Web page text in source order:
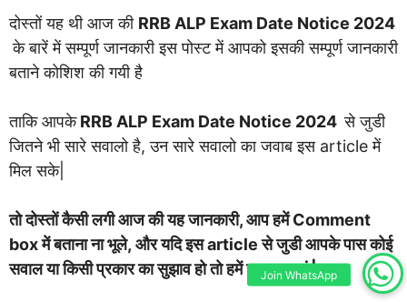
दोस्तों यह थी आज की RRB ALP Exam Date Notice 2024
के बारें में सम्पूर्ण जानकारी इस पोस्ट में आपको इसकी सम्पूर्ण जानकारी
बताने कोशिश की गयी है
ताकि आपकेRRB ALP Exam Date Notice 2024से जुडी
जितने भी सारे सवालो है, उन सारे सवालो का जवाब इस article में
मिल सके|
तो दोस्तों कैसी लगी आज की यह जानकारी, आप हमें Comment
box में बताना ना भूले, और यदि इस article से जुडी आपके पास कोई
सवाल या किसी प्रकार का सुझाव हो तो हमें जरुर बताएं |
Join WhatsApp